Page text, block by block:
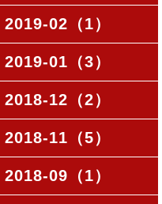
2019-02（1）
2019-01（3）
2018-12（2）
2018-11（5）
2018-09（1）